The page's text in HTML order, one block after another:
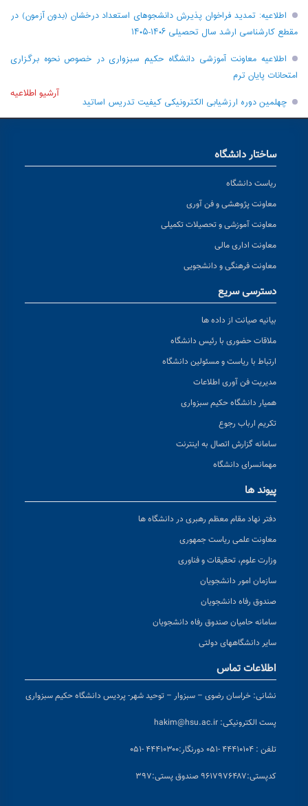
اطلاعیه: تمدید فراخوان پذیرش دانشجو‌های استعداد درخشان (بدون آزمون) در
مقطع کارشناسی ارشد سال تحصیلی ۱۴۰۶-۱۴۰۵
اطلاعیه معاونت آموزشی دانشگاه حکیم سبزواری در خصوص نحوه برگزاری
امتحانات پایان ترم
چهلمین دوره ارزشیابی الکترونیکی کیفیت تدریس اساتید
آرشیو اطلاعیه
ساختار دانشگاه
ریاست دانشگاه
معاونت پژوهشی و فن آوری
معاونت آموزشی و تحصیلات تکمیلی
معاونت اداری مالی
معاونت فرهنگی و دانشجویی
دسترسی سریع
بیانیه صیانت از داده ها
ملاقات حضوری با رئیس دانشگاه
ارتباط با ریاست و مسئولین دانشگاه
مدیریت فن آوری اطلاعات
همیار دانشگاه حکیم سبزواری
تکریم ارباب رجوع
سامانه گزارش اتصال به اینترنت
مهمانسرای دانشگاه
پیوند ها
دفتر نهاد مقام معظم رهبری در دانشگاه ها
معاونت علمی ریاست جمهوری
وزارت علوم، تحقیقات و فناوری
سازمان امور دانشجویان
صندوق رفاه دانشجویان
سامانه حامیان صندوق رفاه دانشجویان
سایر دانشگاههای دولتی
اطلاعات تماس
نشانی: خراسان رضوی – سبزوار – توحید شهر- پردیس دانشگاه حکیم سبزواری
پست الکترونیکی: hakim@hsu.ac.ir
تلفن : ۴۴۴۱۰۱۰۴ -۰۵۱ دورنگار:۴۴۴۱۰۳۰۰ -۰۵۱
کدپستی:۹۶۱۷۹۷۶۴۸۷ صندوق پستی:۳۹۷